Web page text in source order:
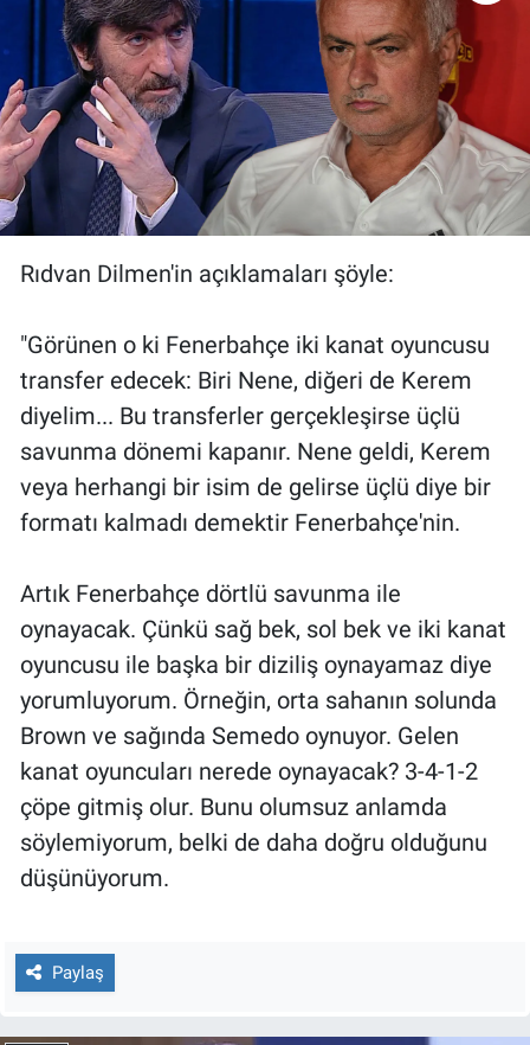
Rıdvan Dilmen'in açıklamaları şöyle:
"Görünen o ki Fenerbahçe iki kanat oyuncusu
transfer edecek: Biri Nene, diğeri de Kerem
diyelim... Bu transferler gerçekleşirse üçlü
savunma dönemi kapanır. Nene geldi, Kerem
veya herhangi bir isim de gelirse üçlü diye bir
formatı kalmadı demektir Fenerbahçe'nin.
Artık Fenerbahçe dörtlü savunma ile
oynayacak. Çünkü sağ bek, sol bek ve iki kanat
oyuncusu ile başka bir diziliş oynayamaz diye
yorumluyorum. Örneğin, orta sahanın solunda
Brown ve sağında Semedo oynuyor. Gelen
kanat oyuncuları nerede oynayacak? 3-4-1-2
çöpe gitmiş olur. Bunu olumsuz anlamda
söylemiyorum, belki de daha doğru olduğunu
düşünüyorum.
Paylaş
Türkiye'nin Geleceği
Türkiye'nin Gündemi
Yerel Gündem
Yerel Yaşam
Canlı Yayın